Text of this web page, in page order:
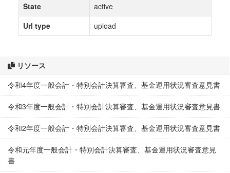
リソース
令和4年度一般会計・特別会計決算審査、基金運用状況審査意見書
令和3年度一般会計・特別会計決算審査、基金運用状況審査意見書
令和2年度一般会計・特別会計決算審査、基金運用状況審査意見書
令和元年度一般会計・特別会計決算審査、基金運用状況審査意見
書
State
active
Url type
upload